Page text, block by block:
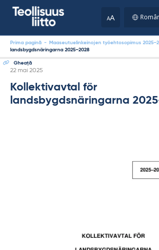
AA
Prima pagină - Maaseutuelinkeinojen työehtosopimus
landsbygdsnäringarna 2025–2028
Gheaţă
Kirjoitettu
22 mai 2025
Kollektivavtal för
landsbygdsnäringarna